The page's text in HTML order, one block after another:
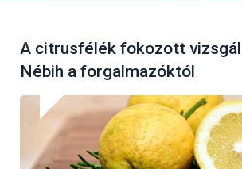
A citrusfélék fokozott
Nébih a forgalmazóktól